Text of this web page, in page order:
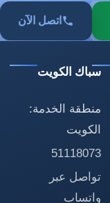
اتصل الآن
سباك الكويت
منطقة الخدمة:
الكويت
51118073
تواصل عبر
واتساب